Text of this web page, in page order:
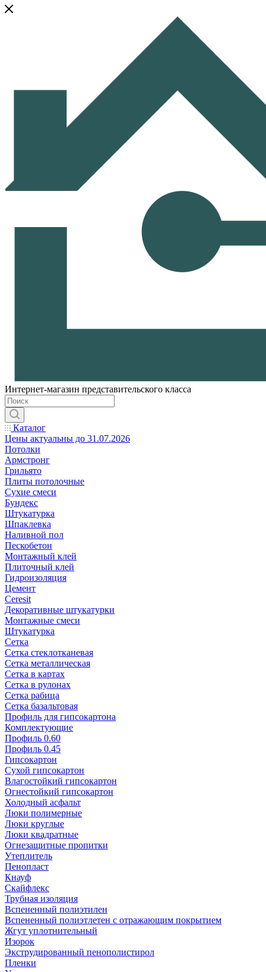
Интернет-магазин представительского класса
Каталог
Цены актуальны до 31.07.2026
Потолки
Армстронг
Грильято
Плиты потолочные
Сухие смеси
Бундекс
Штукатурка
Шпаклевка
Наливной пол
Пескобетон
Монтажный клей
Плиточный клей
Гидроизоляция
Цемент
Ceresit
Декоративные штукатурки
Монтажные смеси
Штукатурка
Сетка
Сетка стеклотканевая
Сетка металлическая
Сетка в картах
Сетка в рулонах
Сетка рабица
Сетка базальтовая
Профиль для гипсокартона
Комплектующие
Профиль 0.60
Профиль 0.45
Гипсокартон
Сухой гипсокартон
Влагостойкий гипсокартон
Огнестойкий гипсокартон
Холодный асфальт
Люки полимерные
Люки круглые
Люки квадратные
Огнезащитные пропитки
Утеплитель
Пенопласт
Кнауф
Скайфлекс
Трубная изоляция
Вспененный полиэтилен
Вспененный полиэтлетен с отражающим покрытием
Жгут уплотнительный
Изорок
Экструдированный пенополистирол
Пленки